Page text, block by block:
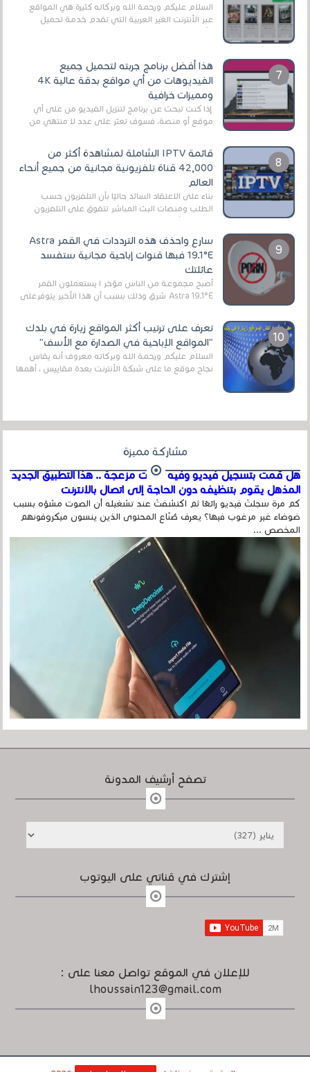
السلام عليكم ورحمة الله وبركاته كثيرة هي المواقع
عبر الأنترنت الغير العربية التي تقدم خدمة تحميل
الأفلام على التورنت ، ومعظم هذه المواقع ل...
هذا أفضل برنامج جربته لتحميل جميع
الفيديوهات من أي مواقع بدقة عالية 4K
ومميزات خرافية
إذا كنت تبحث عن برنامج لتنزيل الفيديو من على أي
موقع أو منصة، فسوف تعثر على عدد لا منتهي من
قائمة IPTV الشاملة لمشاهدة أكثر من
42,000 قناة تلفزيونية مجانية من جميع أنحاء
العالم
بناءً على الاعتقاد السائد حاليًا بأن التلفزيون حسب
الطلب ومنصات البث المباشر تتفوق على التلفزيون
الرقمي الأرضي التقليدي، يُعدّ IPTV-org خيار...
سارع واحذف هذه الترددات في القمر Astra
19.1°E فبها قنوات إباحية مجانية ستفسد
عائلتك
أصبح مجموعة من الناس مؤخر ا يستعملون القمر
Astra 19.1°E شرق وذلك بسبب أن هذا الأخير يتوفرعلى
تعرف على ترتيب أكثر المواقع زيارة في بلدك
"المواقع الإباحية في الصدارة مع الأسف"
السلام عليكم ورحمة الله وبركاته معروف أنه يقاس
نجاح موقع ما على شبكة الأنترنت بعدة مقاييس ، أهمها
مشاركة مميزة
هل قمت بتسجيل فيديو وفيه أصوت مزعجة .. هذا التطبيق الجديد
المذهل يقوم بتنظيفه دون الحاجة إلى اتصال بالإنترنت
كم مرة سجلتَ فيديو رائعًا ثم اكتشفتَ عند تشغيله أن الصوت مشوّه بسبب
ضوضاء غير مرغوب فيها؟ يعرف صُنّاع المحتوى الذين ينسون ميكروفونهم
المخصص ...
تصفح أرشيف المدونة
إشترك في قناتي على اليوتوب
للإعلان في الموقع تواصل معنا على :
lhoussain123@gmail.com